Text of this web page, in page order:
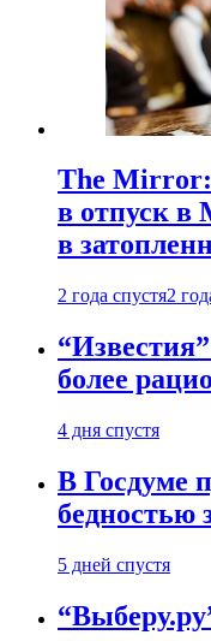
The Mirror:
в отпуск в
в
2 года спустя2
более
4 дня спустя
В Госдуме
бедностью
5 дней спустя